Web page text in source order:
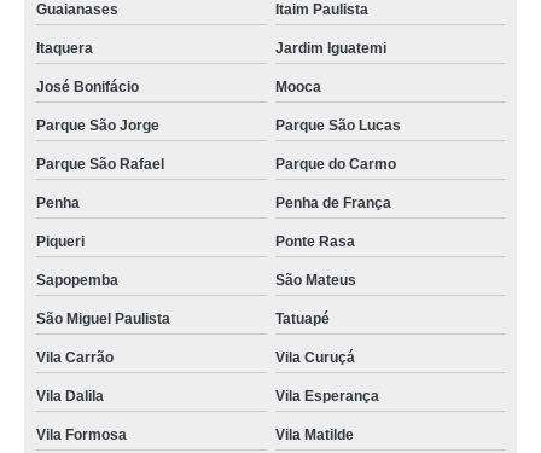
Guaianases Itaim Paulista
Itaquera Jardim Iguatemi
José Bonifácio Mooca
Parque São Jorge Parque São Lucas
Parque São Rafael Parque do Carmo
Penha Penha de França
Piqueri Ponte Rasa
Sapopemba São Mateus
São Miguel Paulista Tatuapé
Vila Carrão Vila Curuçá
Vila Dalila Vila Esperança
Vila Formosa Vila Matilde